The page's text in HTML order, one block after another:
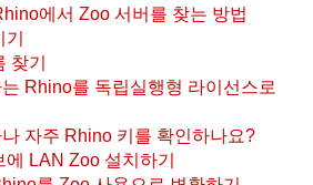
에서 Zoo 서버를 찾는 방법
찾기
Rhino를 독립실행형 라이선스로
자주 Rhino 키를 확인하나요?
LAN Zoo 설치하기